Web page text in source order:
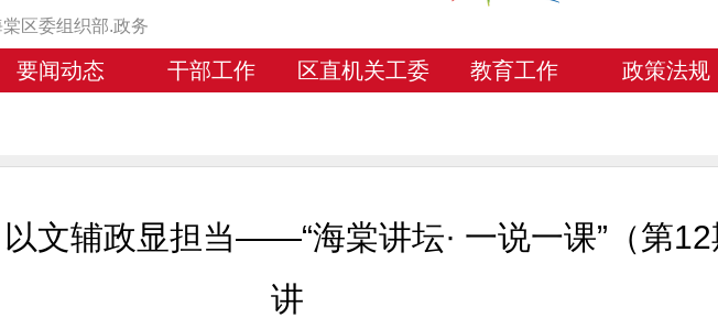
区委组织部.政务
要闻动态 干部工作 区直机关工委 教育工作 政策法规
文辅政显担当——“海棠讲坛· 一说一课”（第
讲